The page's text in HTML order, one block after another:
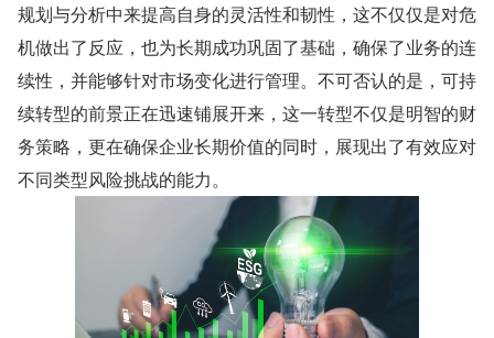
规划与分析中来提高自身的灵活性和韧性，这不仅仅是对危
机做出了反应，也为长期成功巩固了基础，确保了业务的连
续性，并能够针对市场变化进行管理。不可否认的是，可持
续转型的前景正在迅速铺展开来，这一转型不仅是明智的财
务策略，更在确保企业长期价值的同时，展现出了有效应对
不同类型风险挑战的能力。